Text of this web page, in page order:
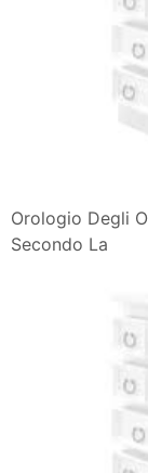
Orologio Degli
Secondo La